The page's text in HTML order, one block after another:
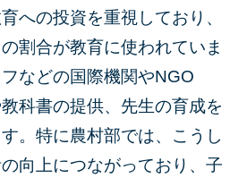
への投資を重視しており、
割合が教育に使われていま
などの国際機関やNGO
科書の提供、先生の育成を
。特に農村部では、こうし
向上につながっており、子